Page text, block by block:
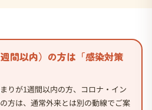
間以内）の方は「感染対策
りが1週間以内の方、コロナ・イン
方は、通常外来とは別の動線でご案